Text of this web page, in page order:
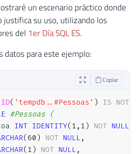
un escenario práctico donde
justifica su uso, utilizando los
del 1er Día SQL ES.
datos para este ejemplo:
Copiar
( 'tempdb..#Pessoas' ) IS NOT
#Pessoas (
INT IDENTITY( 1 , 1 ) NOT NULL
( 60 ) NOT NULL ,
( 1 ) NOT NULL ,